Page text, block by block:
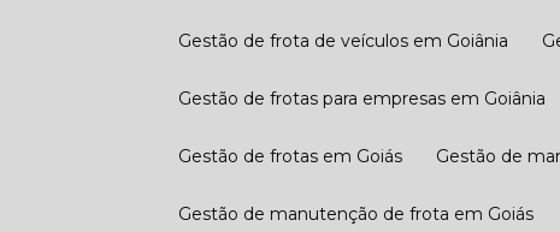
Gestão de frota de veículos em Goiânia
Gestão de frotas para empresas em Goiânia
Gestão de frotas em Goiás Gestão de
Gestão de manutenção de frota em Goiás